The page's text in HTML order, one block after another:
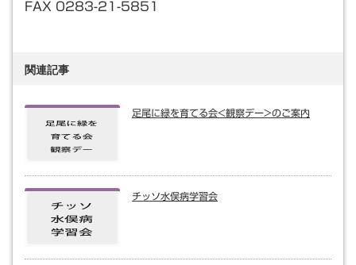
FAX 0283-21-5851
関連記事
足尾に緑を育てる会<観察デー>のご案内
チッソ水俣病学習会